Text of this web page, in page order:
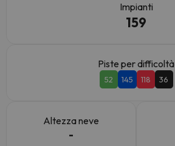
Impianti
159
Piste per difficoltà
52 145 118 36
Altezza neve
-